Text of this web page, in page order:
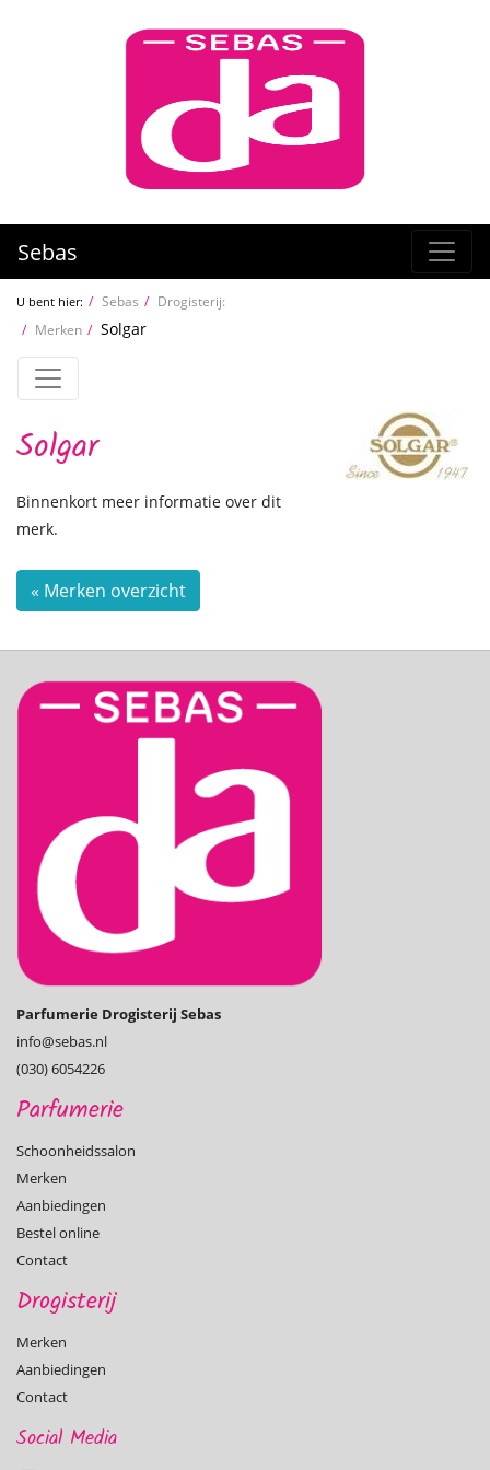
Sebas
U bent hier: Sebas
Drogisterij:
Merken
Solgar
Solgar
Binnenkort meer informatie over dit
merk.
« Merken overzicht
Parfumerie Drogisterij Sebas
info@­sebas.nl
(030) 6054226
Parfumerie
Schoonheidssalon
Merken
Aanbiedingen
Bestel online
Contact
Drogisterij
Merken
Aanbiedingen
Contact
Social Media